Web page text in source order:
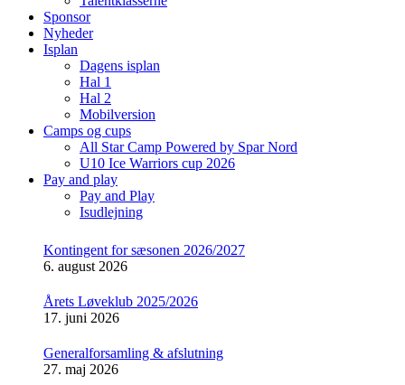
Sponsor
Nyheder
Isplan
Dagens isplan
Hal 1
Hal 2
Mobilversion
Camps og cups
All Star Camp Powered by Spar Nord
U10 Ice Warriors cup 2026
Pay and play
Pay and Play
Isudlejning
Kontingent for sæsonen 2026/2027
6. august 2026
Årets Løveklub 2025/2026
17. juni 2026
Generalforsamling & afslutning
27. maj 2026